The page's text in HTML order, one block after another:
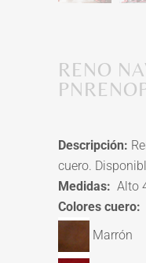
RENO
Descripción:
cuero.
Medidas: Alto
Colores cuero:
Marrón